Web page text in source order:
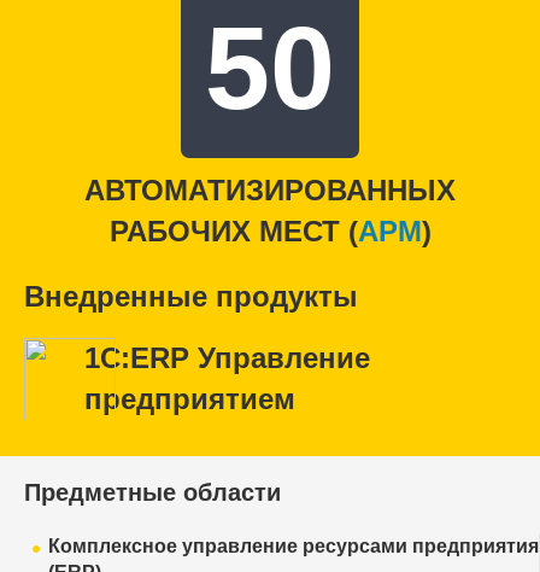
50
АВТОМАТИЗИРОВАННЫХ
РАБОЧИХ МЕСТ (APM)
Внедренные продукты
1С:ERP Управление
предприятием
Предметные области
Комплексное управление ресурсами предприятия